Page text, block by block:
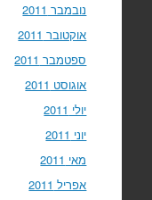
נובמבר 2011
אוקטובר 2011
ספטמבר 2011
אוגוסט 2011
יולי 2011
יוני 2011
מאי 2011
אפריל 2011